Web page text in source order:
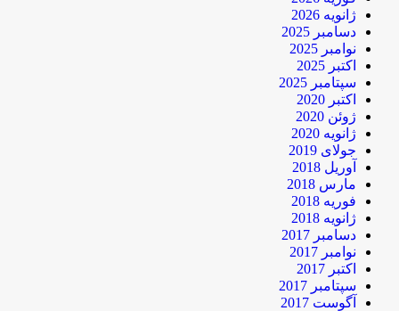
ژانویه 2026
دسامبر 2025
نوامبر 2025
اکتبر 2025
سپتامبر 2025
اکتبر 2020
ژوئن 2020
ژانویه 2020
جولای 2019
آوریل 2018
مارس 2018
فوریه 2018
ژانویه 2018
دسامبر 2017
نوامبر 2017
اکتبر 2017
سپتامبر 2017
آگوست 2017